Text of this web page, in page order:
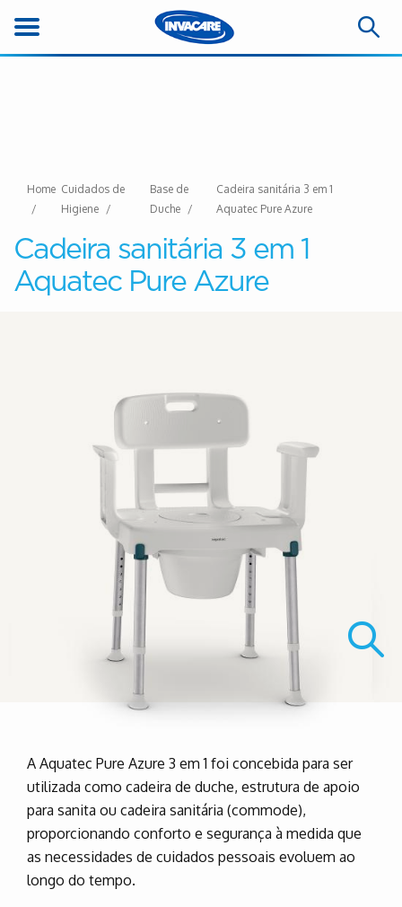
Home Cuidados de
Higiene
Base de
Duche
Cadeira sanitária 3 em 1
Aquatec Pure Azure
Cadeira sanitária 3 em 1
Aquatec Pure Azure
A Aquatec Pure Azure 3 em 1 foi concebida para ser
utilizada como cadeira de duche, estrutura de apoio
para sanita ou cadeira sanitária (commode),
proporcionando conforto e segurança à medida que
as necessidades de cuidados pessoais evoluem ao
longo do tempo.